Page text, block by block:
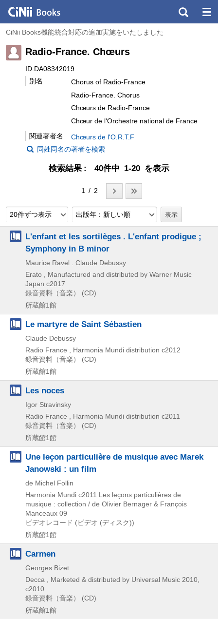
CiNii Books機能統合対応の追加実施をいたしました
Radio-France. Chœurs
ID:DA08342019
別名
Chorus of Radio-France
Radio-France. Chorus
Chœurs de Radio-France
Chœur de l'Orchestre national de France
関連著者名
Chœurs de l'O.R.T.F
同姓同名の著者を検索
検索結果 40件中 1-20 を表示
1 / 2
20件ずつ表示 出版年：新しい順
L'enfant et les sortilèges . L'enfant prodigue ;
Symphony in B minor
Maurice Ravel . Claude Debussy
Erato , Manufactured and distributed by Warner Music
Japan c2017
録音資料（音楽） (CD)
所蔵館1館
Le martyre de Saint Sébastien
Claude Debussy
Radio France , Harmonia Mundi distribution c2012
録音資料（音楽） (CD)
所蔵館1館
Les noces
Igor Stravinsky
Radio France , Harmonia Mundi distribution c2011
録音資料（音楽） (CD)
所蔵館1館
Une leçon particulière de musique avec Marek
Janowski : un film
de Michel Follin
Harmonia Mundi c2011 Les leçons particulières de
musique : collection / de Olivier Bernager & François
Manceaux 09
ビデオレコード (ビデオ (ディスク))
所蔵館1館
Carmen
Georges Bizet
Decca , Marketed & distributed by Universal Music 2010,
c2010
録音資料（音楽） (CD)
所蔵館1館